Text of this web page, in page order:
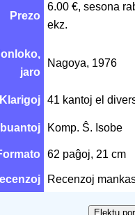
Prezo
6.00 €, sesona
ekz.
jaro
Nagoya, 1976
Klarigoj 41 kantoj el
Komp. Ŝ. Isobe
62 paĝoj, 21 cm
Recenzoj